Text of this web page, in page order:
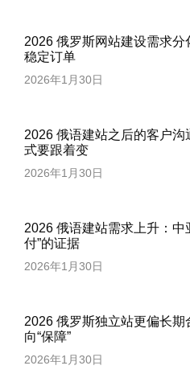
2026 俄罗斯网站建设需求
稳定订单
2026年1月30日
2026 俄语建站之后的客户
式要跟着变
2026年1月30日
2026 俄语建站需求上升：中
付”的证据
2026年1月30日
2026 俄罗斯独立站更偏长期
向“保障”
2026年1月30日